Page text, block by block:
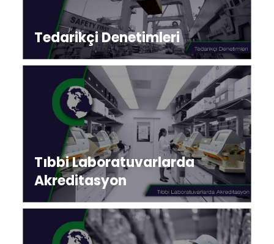
Tedarikçi Denetimleri
Tıbbi Laboratuvarlarda
Akreditasyon